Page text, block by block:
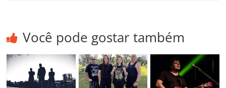
Você pode gostar também